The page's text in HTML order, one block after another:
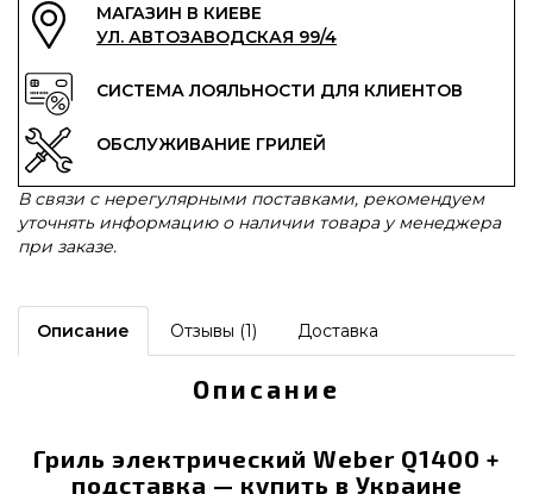
МАГАЗИН В КИЕВЕ
УЛ. АВТОЗАВОДСКАЯ 99/4
СИСТЕМА ЛОЯЛЬНОСТИ ДЛЯ КЛИЕНТОВ
ОБСЛУЖИВАНИЕ ГРИЛЕЙ
В связи с нерегулярными поставками, рекомендуем
уточнять информацию о наличии товара у менеджера
при заказе.
Описание Отзывы (1) Доставка
Описание
Гриль электрический Weber Q1400 +
подставка — купить в Украине